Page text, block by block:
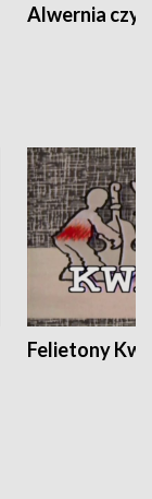
Alwernia
Felietony